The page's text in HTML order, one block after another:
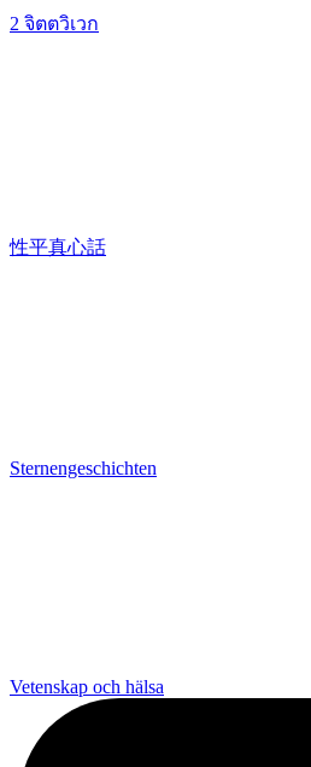
2 จิตตวิเวก
性平真心話
Sternengeschichten
Vetenskap och hälsa